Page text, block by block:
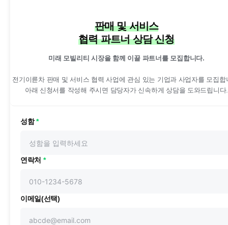
판매 및 서비스
협력 파트너 상담 신청
미래 모빌리티 시장을 함께 이끌 파트너를 모집합니다.
전기이륜차 판매 및 서비스 협력 사업에 관심 있는 기업과 사업자를 모집합
아래 신청서를 작성해 주시면 담당자가 신속하게 상담을 도와드립니다.
성함*
연락처 *
이메일(선택)